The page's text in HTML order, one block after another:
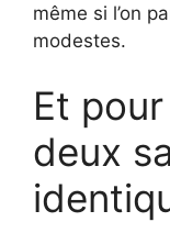
même si l’on
modestes.
Et
deux